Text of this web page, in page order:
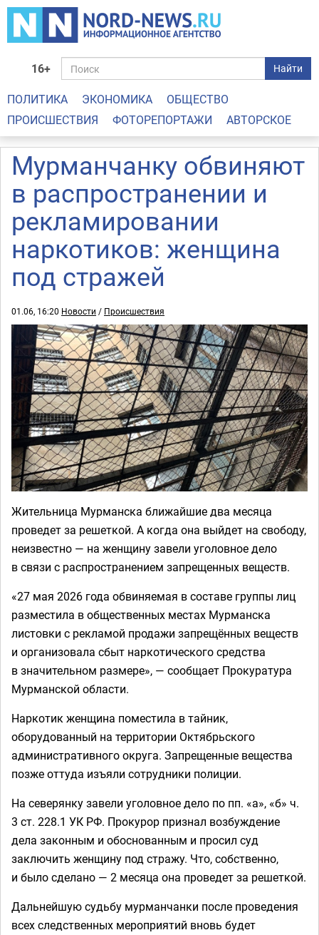
16+ Найти
ПОЛИТИКА ЭКОНОМИКА
ОБЩЕСТВО
ПРОИСШЕСТВИЯ
ФОТОРЕПОРТАЖИ АВТОРСКОЕ
Мурманчанку обвиняют
в распространении и
рекламировании
наркотиков: женщина
под стражей
01.06, 16:20 Новости / Происшествия
Жительница Мурманска ближайшие два месяца
проведет за решеткой. А когда она выйдет на свободу,
неизвестно — на женщину завели уголовное дело
в связи с распространением запрещенных веществ.
«27 мая 2026 года обвиняемая в составе группы лиц
разместила в общественных местах Мурманска
листовки с рекламой продажи запрещённых веществ
и организовала сбыт наркотического средства
в значительном размере», — сообщает Прокуратура
Мурманской области.
Наркотик женщина поместила в тайник,
оборудованный на территории Октябрьского
административного округа. Запрещенные вещества
позже оттуда изъяли сотрудники полиции.
На северянку завели уголовное дело по пп. «а», «б» ч.
3 ст. 228.1 УК РФ. Прокурор признал возбуждение
дела законным и обоснованным и просил суд
заключить женщину под стражу. Что, собственно,
и было сделано — 2 месяца она проведет за решеткой.
Дальнейшую судьбу мурманчанки после проведения
всех следственных мероприятий вновь будет